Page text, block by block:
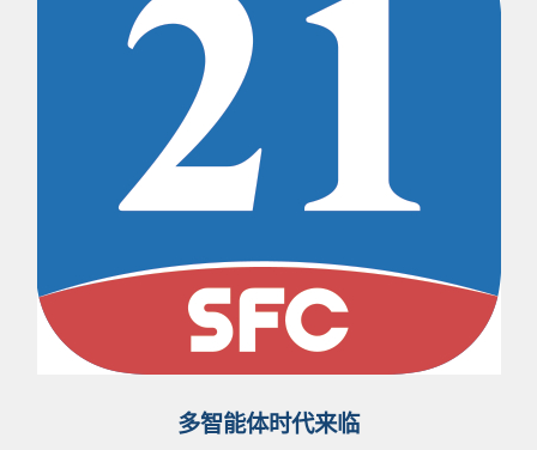
多智能体时代来临